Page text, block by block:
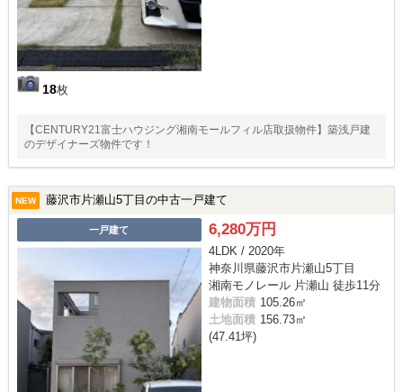
18枚
【CENTURY21富士ハウジング湘南モールフィル店取扱物件】築浅戸建
のデザイナーズ物件です！
NEW 藤沢市片瀬山5丁目の中古一戸建て
一戸建て 6,280万円
4LDK / 2020年
神奈川県藤沢市片瀬山5丁目
湘南モノレール 片瀬山 徒歩11分
建物面積 105.26㎡
土地面積 156.73㎡
(47.41坪)